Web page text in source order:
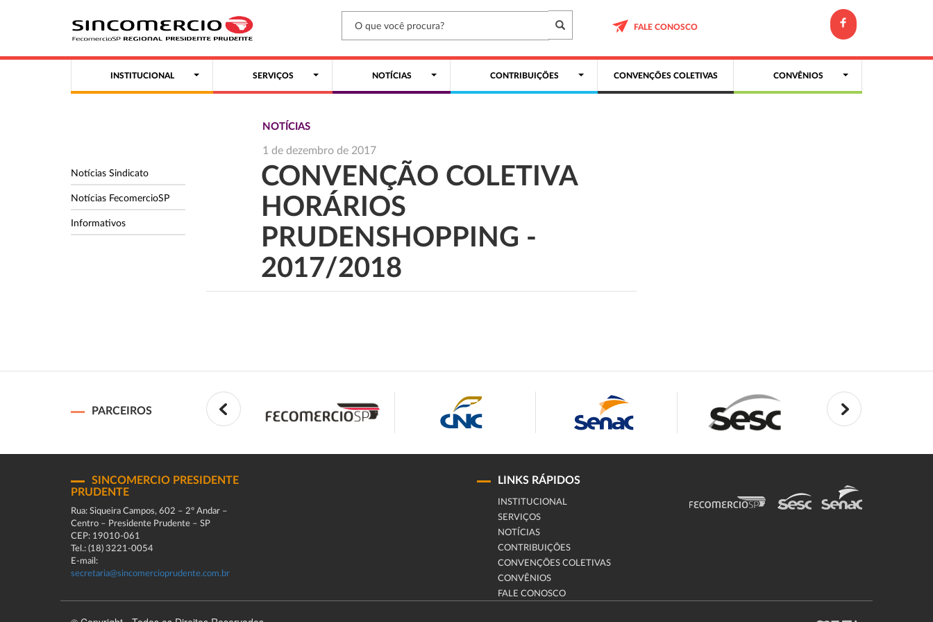
FALE CONOSCO
INSTITUCIONAL SERVIÇOS NOTÍCIAS CONTRIBUIÇÕES CONVENÇÕES COLETIVAS CONVÊNIOS
Notícias Sindicato
Notícias FecomercioSP
Informativos
NOTÍCIAS
1 de dezembro de 2017
CONVENÇÃO COLETIVA
HORÁRIOS
PRUDENSHOPPING -
2017/2018
PARCEIROS
SINCOMERCIO PRESIDENTE
PRUDENTE
Rua: Siqueira Campos, 602 – 2º Andar –
Centro – Presidente Prudente – SP
CEP: 19010-061
Tel.: (18) 3221-0054
E-mail:
secretaria@sincomercioprudente.com.br
LINKS RÁPIDOS
INSTITUCIONAL
SERVIÇOS
NOTÍCIAS
CONTRIBUIÇÕES
CONVENÇÕES COLETIVAS
CONVÊNIOS
FALE CONOSCO